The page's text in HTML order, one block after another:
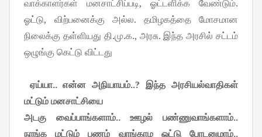
வாக்காளர்கள் மனசாட்சிப்படி, ஓட்டளிக்க வேண்டும்.
ஓட்டு, விற்பனைக்கு அல்ல. தமிழகத்தை மோசமான
நிலைக்கு தள்ளியது தி.மு.க., அரசு. இந்த அரசில் சட்டம்
ஒழுங்கு கெட்டு விட்டது
ஏய்யா.. என்ன அநியாயம்..? இந்த அரசியல்வாதிகள்
மட்டும் மனசாட்சியை
அடகு வைப்பாங்களாம்.. ஊழல் பண்ணுவாங்களாம்..
நாங்க மட்டும் பணம் வாங்காம ஓட்டு போடனுமாம்..